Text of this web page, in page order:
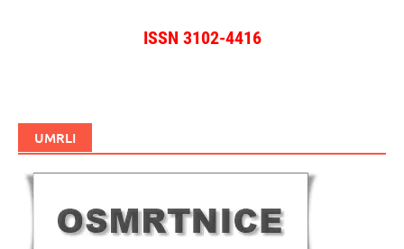
ISSN 3102-4416
UMRLI